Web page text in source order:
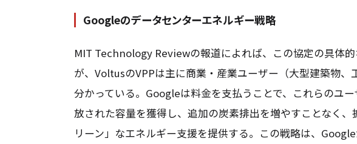
Googleのデータセンターエネルギー戦略
MIT Technology Reviewの報道によれば、この協定の具体
が、VoltusのVPPは主に商業・産業ユーザー（大型建築物、
分かっている。Googleは料金を支払うことで、これらのユ
放された容量を獲得し、追加の炭素排出を増やすことなく
リーン」なエネルギー支援を提供する。この戦略は、